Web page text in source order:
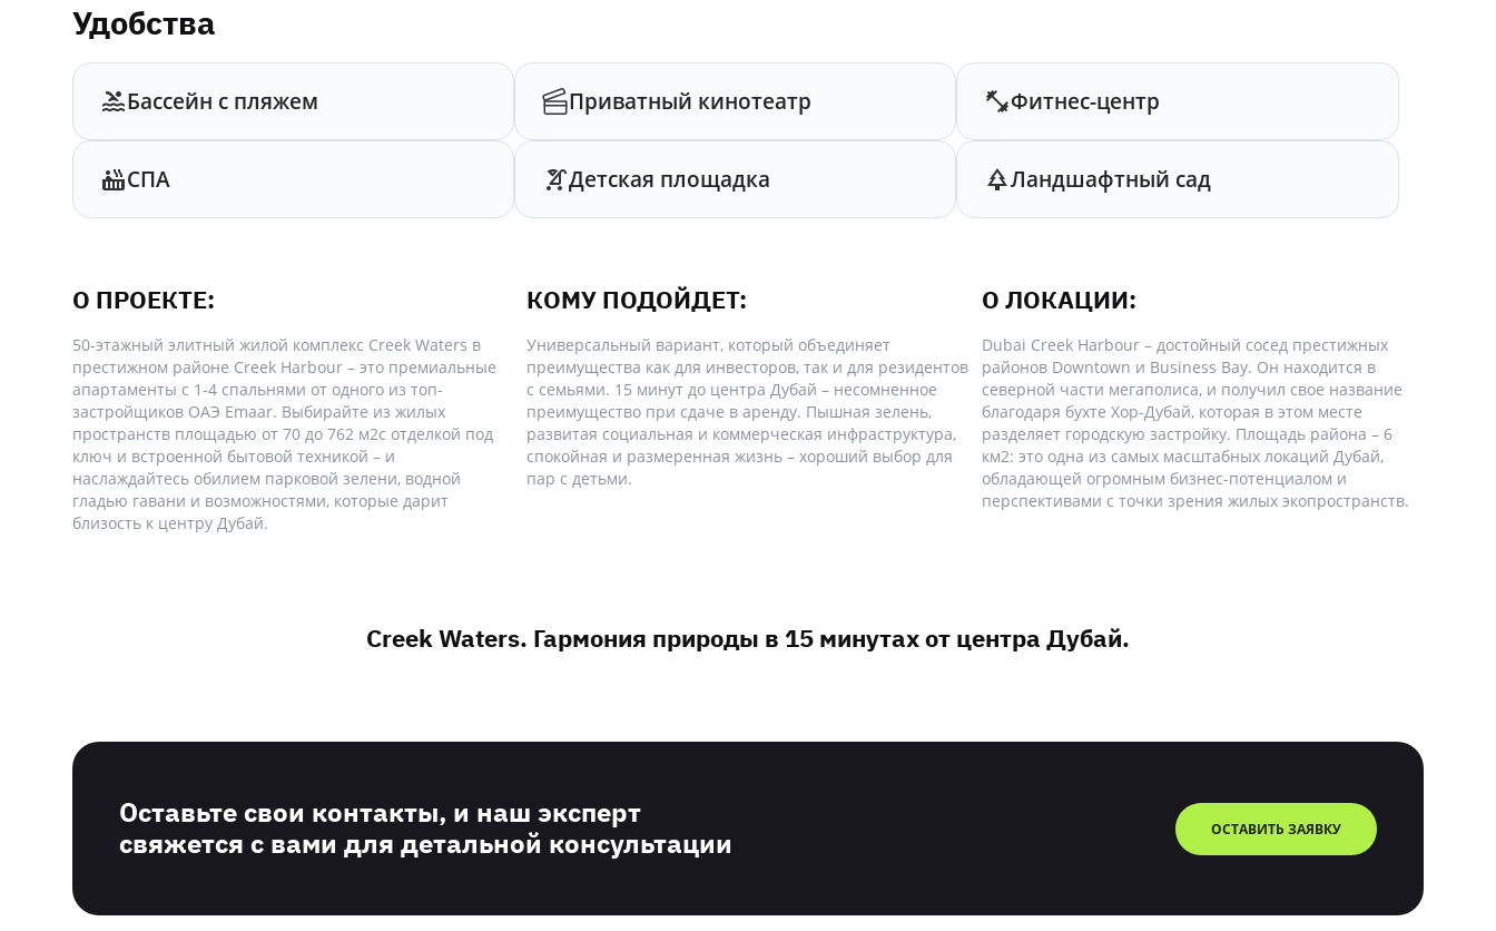
Удобства
Бассейн с пляжем Приватный кинотеатр Фитнес-центр
СПА Детская площадка Ландшафтный сад
О ПРОЕКТЕ:
50-этажный элитный жилой комплекс Creek Waters в
престижном районе Creek Harbour – это премиальные
апартаменты с 1-4 спальнями от одного из топ-
застройщиков ОАЭ Emaar. Выбирайте из жилых
пространств площадью от 70 до 762 м2с отделкой под
ключ и встроенной бытовой техникой – и
наслаждайтесь обилием парковой зелени, водной
гладью гавани и возможностями, которые дарит
близость к центру Дубай.
КОМУ ПОДОЙДЕТ:
Универсальный вариант, который объединяет
преимущества как для инвесторов, так и для резидентов
с семьями. 15 минут до центра Дубай – несомненное
преимущество при сдаче в аренду. Пышная зелень,
развитая социальная и коммерческая инфраструктура,
спокойная и размеренная жизнь – хороший выбор для
пар с детьми.
О ЛОКАЦИИ:
Dubai Creek Harbour – достойный сосед престижных
районов Downtown и Business Bay. Он находится в
северной части мегаполиса, и получил свое название
благодаря бухте Хор-Дубай, которая в этом месте
разделяет городскую застройку. Площадь района – 6
км2: это одна из самых масштабных локаций Дубай,
обладающей огромным бизнес-потенциалом и
перспективами с точки зрения жилых экопространств.
Creek Waters. Гармония природы в 15 минутах от центра Дубай.
Оставьте свои контакты, и наш эксперт
свяжется с вами для детальной консультации
ОСТАВИТЬ ЗАЯВКУ